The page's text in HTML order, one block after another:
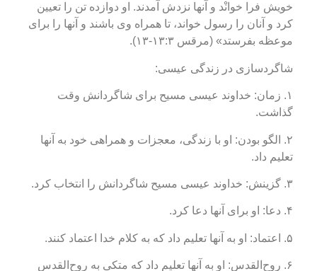
خویش فرا خوانْد و آنها نزدش آمدند. او دوازده تن را تعیین
کرد و آنان را رسول خواند، تا همراه وی باشند و آنها را برای
موعظه بفرستد» (مرقس ۱۳:۳-۱۳).
شاگردسازی در زندگی عیسی:
۱. زمان: خداوند عیسی مسیح برای شاگردانش وقت
گذاشت.
۲. الگو بودن: او با زندگی، معجزات و همراهی خود به آنها
تعلیم داد.
۳. گزینش: خداوند عیسی مسیح شاگردانش را انتخاب کرد.
۴. دعا: او برای آنها دعا کرد.
۵. اعتماد: او به آنها تعلیم داد که به کلام خدا اعتماد کنند.
۶. روح‌القدس: او به آنها تعلیم داد که متکی به روح‌القدس